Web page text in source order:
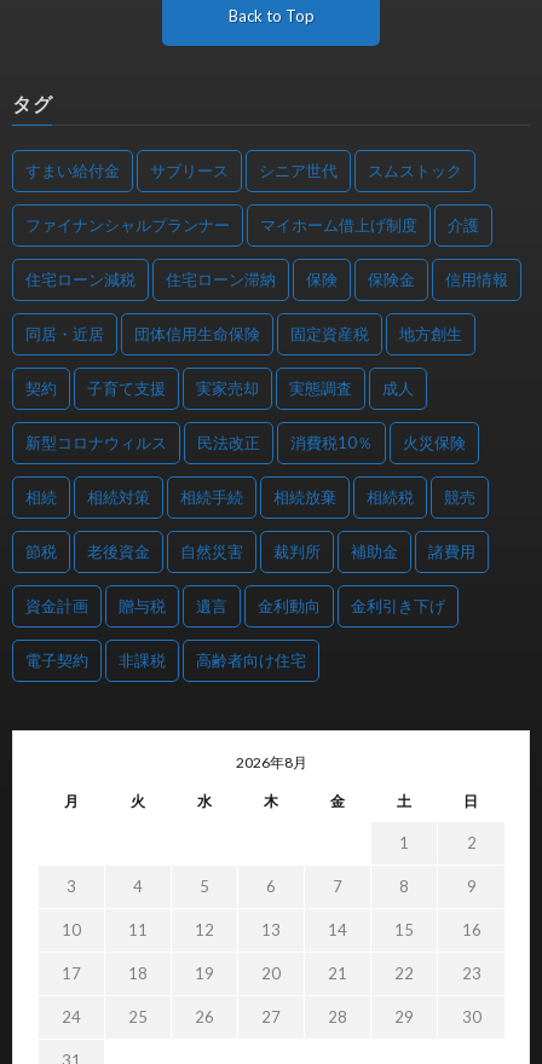
Back to Top
タグ
すまい給付金 サブリース シニア世代 スムストック
ファイナンシャルプランナー マイホーム借上げ制度 介護
住宅ローン減税 住宅ローン滞納 保険 保険金 信用情報
同居・近居 団体信用生命保険 固定資産税 地方創生
契約 子育て支援 実家売却 実態調査 成人
新型コロナウィルス 民法改正 消費税10％ 火災保険
相続 相続対策 相続手続 相続放棄 相続税 競売
節税 老後資金 自然災害 裁判所 補助金 諸費用
資金計画 贈与税 遺言 金利動向 金利引き下げ
電子契約 非課税 高齢者向け住宅
2026年8月
月 火 水 木 金 土 日
1 2
3 4 5 6 7 8 9
10 11 12 13 14 15 16
17 18 19 20 21 22 23
24 25 26 27 28 29 30
31